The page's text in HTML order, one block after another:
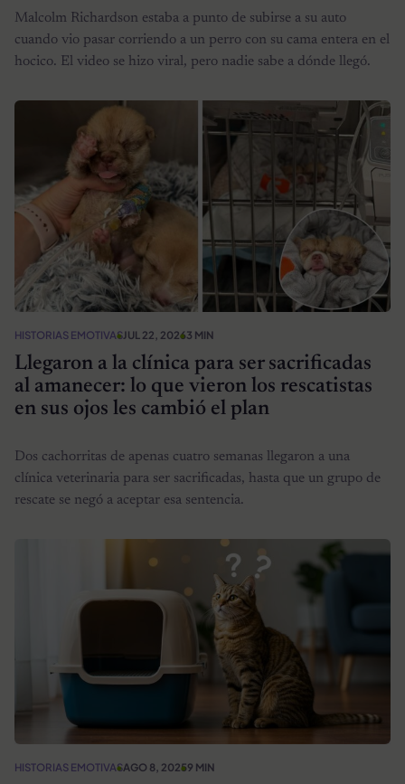
Malcolm Richardson estaba a punto de subirse a su auto
cuando vio pasar corriendo a un perro con su cama entera en el
hocico. El video se hizo viral, pero nadie sabe a dónde llegó.
HISTORIAS EMOTIVASJUL 22, 20263 MIN
Llegaron a la clínica para ser sacrificadas
al amanecer: lo que vieron los rescatistas
en sus ojos les cambió el plan
Dos cachorritas de apenas cuatro semanas llegaron a una
clínica veterinaria para ser sacrificadas, hasta que un grupo de
rescate se negó a aceptar esa sentencia.
HISTORIAS EMOTIVASAGO 8, 20259 MIN